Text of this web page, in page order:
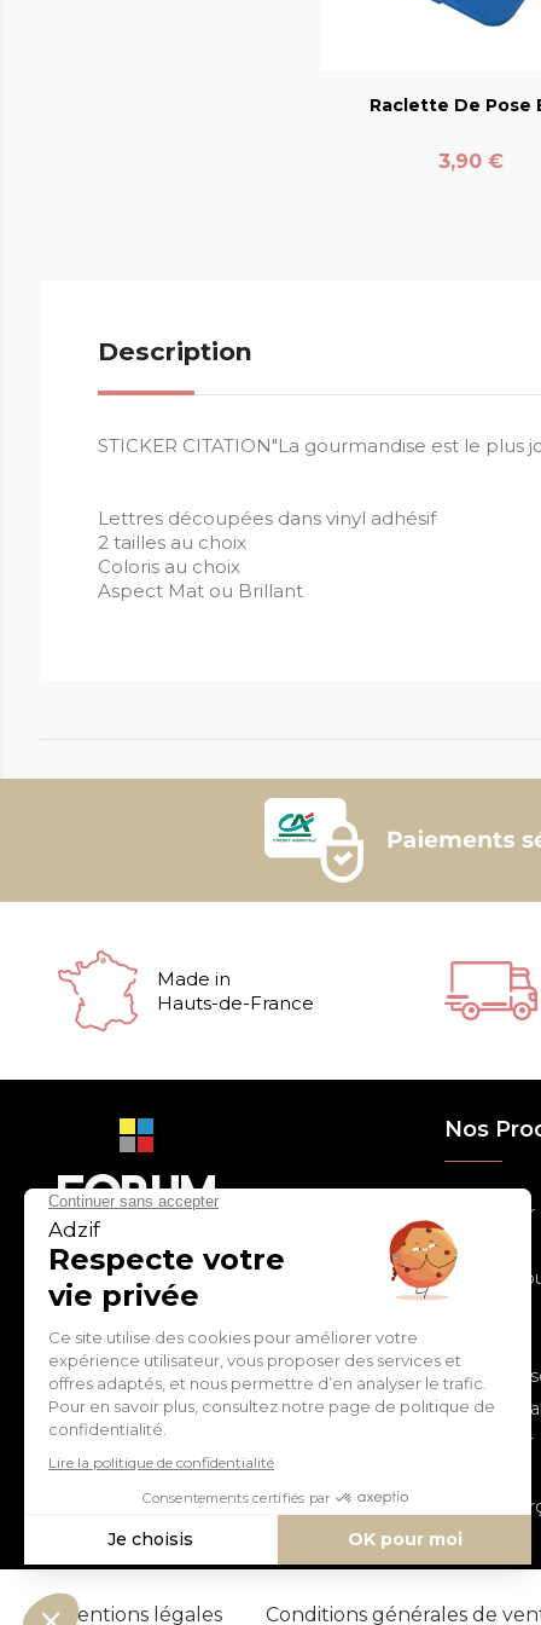
Raclette De Pose
Prix
3,90 €
Description
STICKER CITATION"La gourmandise est le plus
Lettres découpées dans vinyl adhésif
2 tailles au choix
Coloris au choix
Aspect Mat ou Brillant
Made in
Hauts-de-France
contact@adzif.biz
ZI de Cantimpré Avenue de
l'Europe CS60014
59400 CAMBRAI - FRANCE
Tél :03 27 74 97 00
Nos
> Relooker
> Habiller
>
>
>
> S'inspirer
>
Mentions légales Conditions générales de